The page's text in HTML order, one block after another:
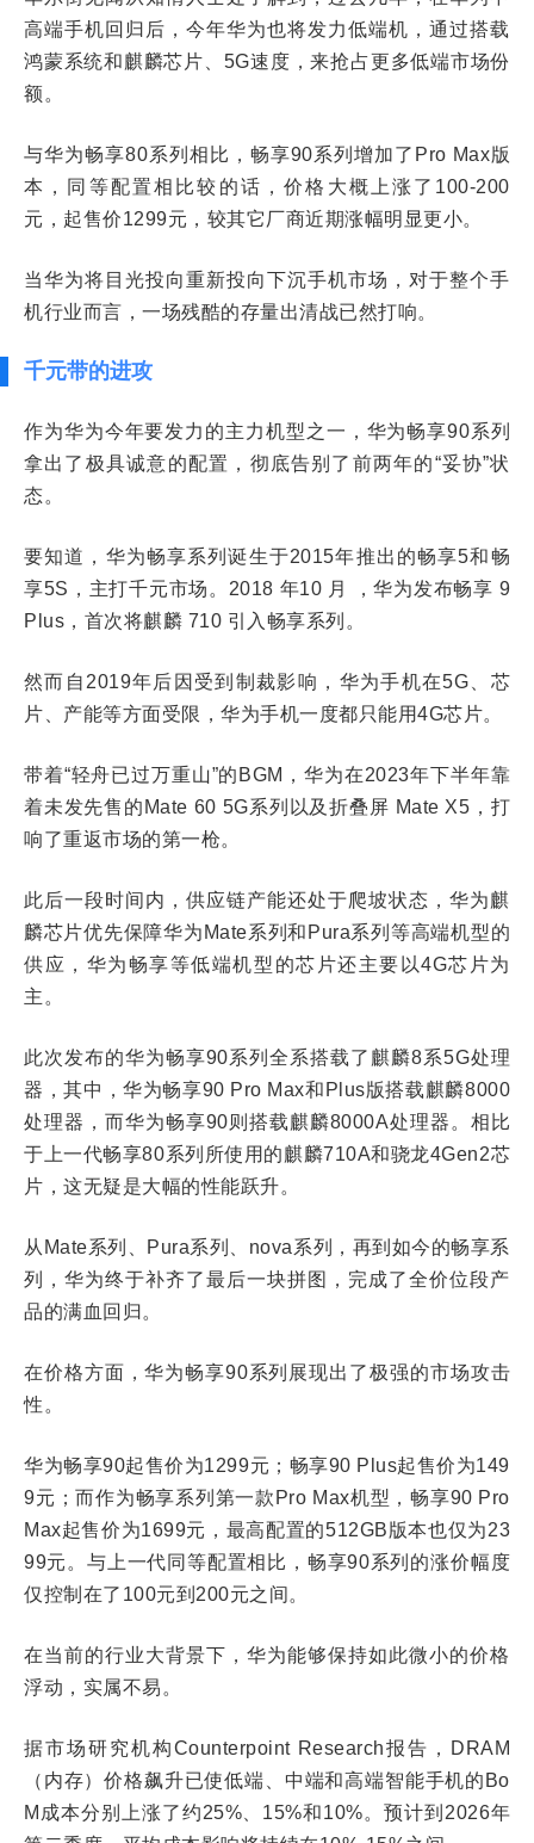
高端手机回归后，今年华为也将发力低端机，通过搭载
鸿蒙系统和麒麟芯片、5G速度，来抢占更多低端市场份
额。
与华为畅享80系列相比，畅享90系列增加了Pro Max版
本，同等配置相比较的话，价格大概上涨了100-200
元，起售价1299元，较其它厂商近期涨幅明显更小。
当华为将目光投向重新投向下沉手机市场，对于整个手
机行业而言，一场残酷的存量出清战已然打响。
千元带的进攻
作为华为今年要发力的主力机型之一，华为畅享90系列
拿出了极具诚意的配置，彻底告别了前两年的“妥协”状
态。
要知道，华为畅享系列诞生于2015年推出的畅享5和畅
享5S，主打千元市场。2018 年10 月 ，华为发布畅享 9
Plus，首次将麒麟 710 引入畅享系列。
然而自2019年后因受到制裁影响，华为手机在5G、芯
片、产能等方面受限，华为手机一度都只能用4G芯片。
带着“轻舟已过万重山”的BGM，华为在2023年下半年靠
着未发先售的Mate 60 5G系列以及折叠屏 Mate X5，打
响了重返市场的第一枪。
此后一段时间内，供应链产能还处于爬坡状态，华为麒
麟芯片优先保障华为Mate系列和Pura系列等高端机型的
供应，华为畅享等低端机型的芯片还主要以4G芯片为
主。
此次发布的华为畅享90系列全系搭载了麒麟8系5G处理
器，其中，华为畅享90 Pro Max和Plus版搭载麒麟8000
处理器，而华为畅享90则搭载麒麟8000A处理器。相比
于上一代畅享80系列所使用的麒麟710A和骁龙4Gen2芯
片，这无疑是大幅的性能跃升。
从Mate系列、Pura系列、nova系列，再到如今的畅享系
列，华为终于补齐了最后一块拼图，完成了全价位段产
品的满血回归。
在价格方面，华为畅享90系列展现出了极强的市场攻击
性。
华为畅享90起售价为1299元；畅享90 Plus起售价为149
9元；而作为畅享系列第一款Pro Max机型，畅享90 Pro
Max起售价为1699元，最高配置的512GB版本也仅为23
99元。与上一代同等配置相比，畅享90系列的涨价幅度
仅控制在了100元到200元之间。
在当前的行业大背景下，华为能够保持如此微小的价格
浮动，实属不易。
据市场研究机构Counterpoint Research报告，DRAM
（内存）价格飙升已使低端、中端和高端智能手机的Bo
M成本分别上涨了约25%、15%和10%。预计到2026年